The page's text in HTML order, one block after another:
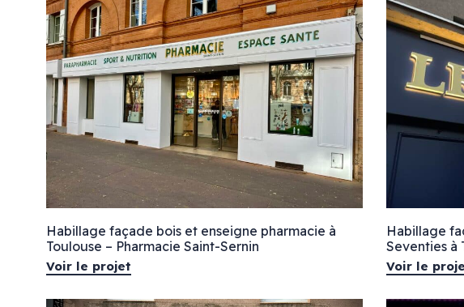
Marquage véhicule
Total covering
Semi-covering
Marquage partiel
Marquage bateaux
Signalétique
Signalétique intérieure
Plaque plexiglas
Plaque gravée
Panneau dibond
Panneau de chantier
Palissade de chantier
Bâche imprimée
Vitrine protection plexiglas
Habillage façade bois et enseigne pharmacie à
Toulouse – Pharmacie Saint-Sernin
Voir le projet
Habillage
Seventies à
Voir le